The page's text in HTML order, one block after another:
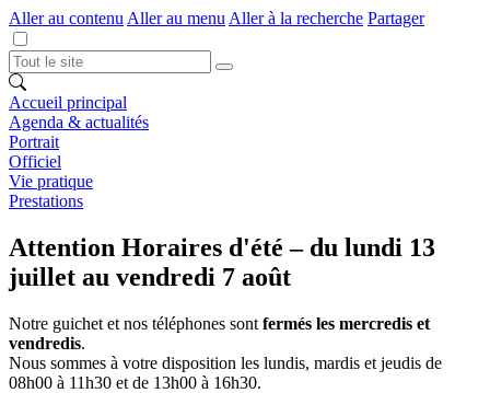
Aller au contenu Aller au menu Aller à la recherche Partager
Accueil principal
Agenda & actualités
Portrait
Officiel
Vie pratique
Prestations
Attention Horaires d'été – du lundi 13
juillet au vendredi 7 août
Notre guichet et nos téléphones sont fermés les mercredis et
vendredis.
Nous sommes à votre disposition les lundis, mardis et jeudis de
08h00 à 11h30 et de 13h00 à 16h30.